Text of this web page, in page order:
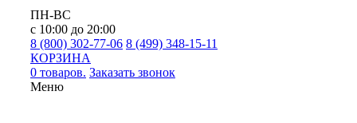
ПН-ВС
с 10:00 до 20:00
8 (800) 302-77-06 8 (499) 348-15-11
КОРЗИНА
0 товаров. Заказать звонок
Меню